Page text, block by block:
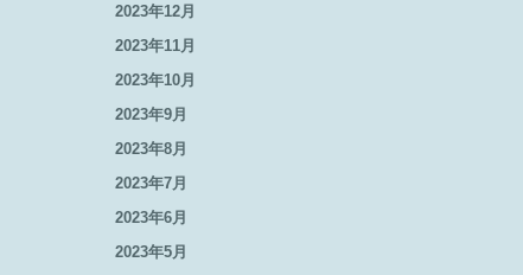
2023年12月
2023年11月
2023年10月
2023年9月
2023年8月
2023年7月
2023年6月
2023年5月